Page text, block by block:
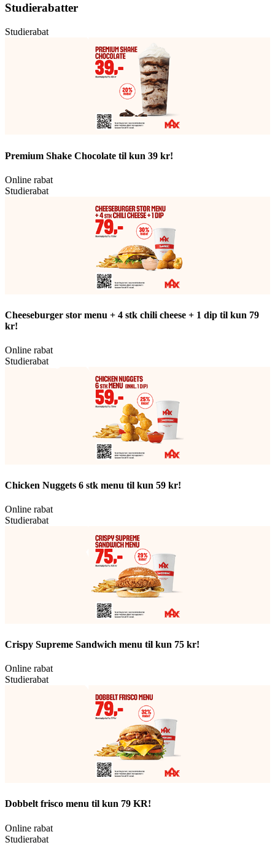
Studierabatter
Studierabat
Premium Shake Chocolate til kun 39 kr!
Online rabat
Studierabat
Cheeseburger stor menu + 4 stk chili cheese + 1 dip til kun 79
kr!
Online rabat
Studierabat
Chicken Nuggets 6 stk menu til kun 59 kr!
Online rabat
Studierabat
Crispy Supreme Sandwich menu til kun 75 kr!
Online rabat
Studierabat
Dobbelt frisco menu til kun 79 KR!
Online rabat
Studierabat